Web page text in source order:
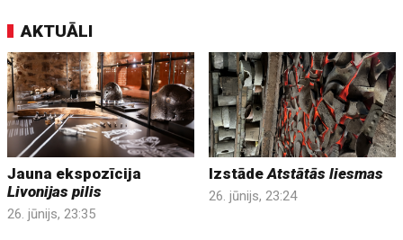
AKTUĀLI
Jauna ekspozīcija
Livonijas pilis
26. jūnijs, 23:35
IzstādeAtstātās liesmas
26. jūnijs, 23:24